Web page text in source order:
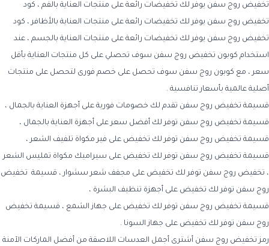
تخفيض روج سفن يوفر لك تخفيضات رائعة على منتجات العناية بالفم ، كود
تخفيض روج سفن يوفر لك تخفيضات رائعة على منتجات العناية بالأظافر ، كود
تخفيض روج سفن يوفر لك تخفيضات رائعة على منتجات العناية بالجسم ، عند
استخدام كوبون تخفيض روج سفن سوف تحصلي على كل منتجات العناية بأقل
سعر ، مع كوبون روج سفن سوف تحصل على خصم فورى لتحصل على منتجات
أصلية عالمية بأسعار تنافسية .
قسيمة تخفيض روج سفن تقدم لك خصومات فورية على أجهزة العناية بالجمال ،
قسيمة تخفيض روج سفن توفر لك أفضل سعر على أجهزة العناية بالجمال ،
قسيمة تخفيض روج سفن توفر لك تخفيض على فير مكواة تلفيف الشعر ،
قسيمة تخفيض روج سفن توفر لك تخفيض على سيراميك مكواة تمليس الشعر
، تخفيض روج سفن توفر لك تخفيض على مجفف شعر سشوار ، قسيمة تخفيض
روج سفن توفر لك تخفيض على أجهزة تنظيف البشرة ،
قسيمة تخفيض روج سفن توفر لك تخفيض على جهاز الشمع ، قسيمة تخفيض
روج سفن توفر لك تخفيض على جهاز السونا .
رمز تخفيض روج سفن أشترى أجمل العدسات اللاصقة من أفضل الماركات الآمنة